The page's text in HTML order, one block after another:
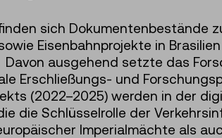
sich Dokumentenbestände
Eisenbahnprojekte in Brasilien
ausgehend setzte das
Erschließungs- und
(2022–2025) werden in der
die Schlüsselrolle der
Imperialmächte als